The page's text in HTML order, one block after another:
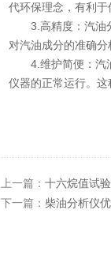
代环保理念，有利于
3.高精度：汽油分
对汽油成分的准确分
4.维护简便：汽油
仪器的正常运行。这
上一篇： 十六烷值试
下一篇： 柴油分析仪